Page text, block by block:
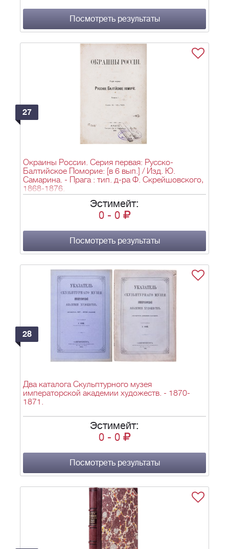
Посмотреть результаты
27
Окраины России. Серия первая: Русско-
Балтийское Поморие: [в 6 вып.] / Изд. Ю.
Самарина. - Прага : тип. д-ра Ф. Скрейшовского,
1868-1876.
Эстимейт:
0 - 0
Посмотреть результаты
28
Два каталога Скульптурного музея
императорской академии художеств. - 1870-
1871.
Эстимейт:
0 - 0
Посмотреть результаты